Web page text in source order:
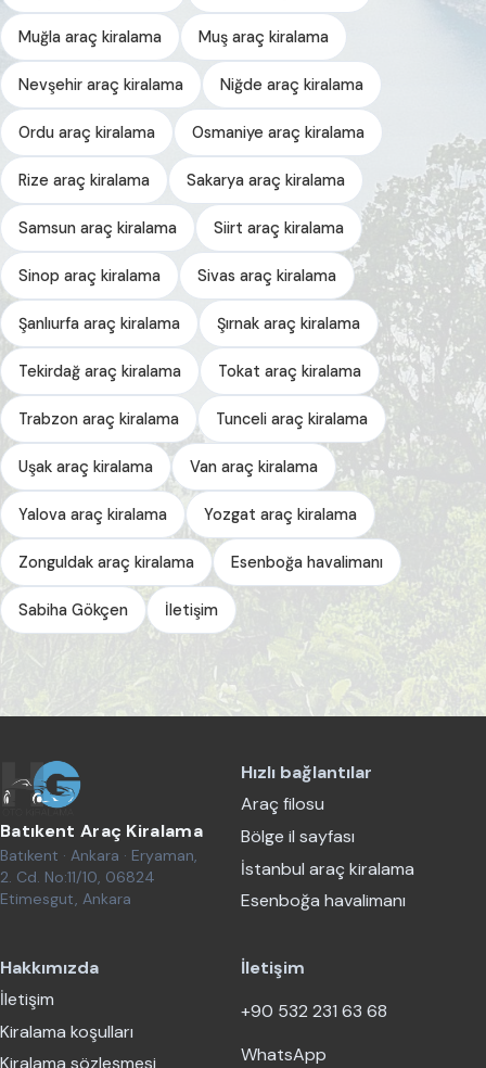
Muğla araç kiralama Muş araç kiralama
Nevşehir araç kiralama Niğde araç kiralama
Ordu araç kiralama Osmaniye araç kiralama
Rize araç kiralama Sakarya araç kiralama
Samsun araç kiralama Siirt araç kiralama
Sinop araç kiralama Sivas araç kiralama
Şanlıurfa araç kiralama Şırnak araç kiralama
Tekirdağ araç kiralama Tokat araç kiralama
Trabzon araç kiralama Tunceli araç kiralama
Uşak araç kiralama Van araç kiralama
Yalova araç kiralama Yozgat araç kiralama
Zonguldak araç kiralama Esenboğa havalimanı
Sabiha Gökçen İletişim
Batıkent Araç Kiralama
Batıkent · Ankara · Eryaman,
2. Cd. No:11/10, 06824
Etimesgut, Ankara
Hızlı bağlantılar
Araç filosu
Bölge il sayfası
İstanbul araç kiralama
Esenboğa havalimanı
Hakkımızda
İletişim
Kiralama koşulları
İletişim
+90 532 231 63 68
WhatsApp